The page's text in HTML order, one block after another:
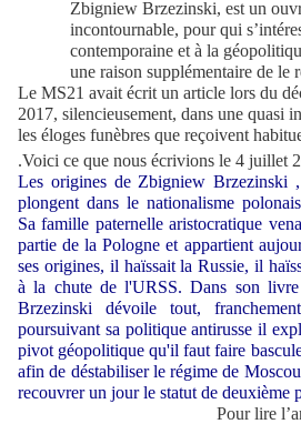
Zbigniew Brzezinski, est un
incontournable, pour qui
contemporaine et à la
une raison supplémentaire de le
Le MS21 avait écrit un article lors du
2017, silencieusement, dans une quasi
les éloges funèbres que reçoivent
.Voici ce que nous écrivions le 4 juillet
Les origines de Zbigniew Brzezinski
plongent dans le nationalisme
Sa famille paternelle aristocratique
partie de la Pologne et appartient
ses origines, il haïssait la Russie, il
à la chute de l'URSS.Dans son
Brzezinski dévoile tout,
poursuivant sa politique antirusse il
pivot géopolitique qu'il faut faire
afin de déstabiliser le régime de
recouvrer un jour le statut de deuxième
Pour lire